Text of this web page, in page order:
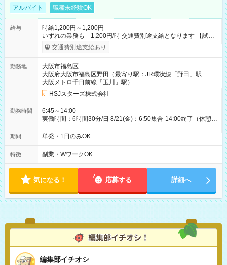
アルバイト 職種未経験OK
給与
時給1,200円～1,200円
いずれの業務も 1,200円/時 交通費別途支給となります 【試用
期間】試用期間なし
交通費別途支給あり
勤務地
大阪市福島区
大阪府大阪市福島区野田（最寄り駅：JR環状線「野田」駅
大阪メトロ千日前線「玉川」駅）
HSJスターズ株式会社
勤務時間
6:45～14:00
実働時間：6時間30分/日 8/21(金)：6:50集合-14:00終了（休憩
45分)
期間 単発・1日のみOK
特徴 副業・WワークOK
気になる！ 応募する 詳細へ
編集部イチオシ